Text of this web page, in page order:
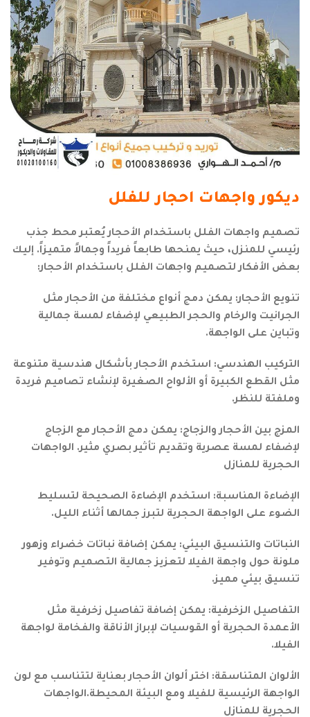
ديكور واجهات احجار للفلل
تصميم واجهات الفلل باستخدام الأحجار يُعتبر محط جذب
رئيسي للمنزل، حيث يمنحها طابعاً فريداً وجمالاً متميزاً. إليك
بعض الأفكار لتصميم واجهات الفلل باستخدام الأحجار:
تنويع الأحجار: يمكن دمج أنواع مختلفة من الأحجار مثل
الجرانيت والرخام والحجر الطبيعي لإضفاء لمسة جمالية
وتباين على الواجهة.
التركيب الهندسي: استخدم الأحجار بأشكال هندسية متنوعة
مثل القطع الكبيرة أو الألواح الصغيرة لإنشاء تصاميم فريدة
وملفتة للنظر.
المزج بين الأحجار والزجاج: يمكن دمج الأحجار مع الزجاج
لإضفاء لمسة عصرية وتقديم تأثير بصري مثير. الواجهات
الحجرية للمنازل
الإضاءة المناسبة: استخدم الإضاءة الصحيحة لتسليط
الضوء على الواجهة الحجرية لتبرز جمالها أثناء الليل.
النباتات والتنسيق البيئي: يمكن إضافة نباتات خضراء وزهور
ملونة حول واجهة الفيلا لتعزيز جمالية التصميم وتوفير
تنسيق بيئي مميز.
التفاصيل الزخرفية: يمكن إضافة تفاصيل زخرفية مثل
الأعمدة الحجرية أو القوسيات لإبراز الأناقة والفخامة لواجهة
الفيلا.
الألوان المتناسقة: اختر ألوان الأحجار بعناية لتتناسب مع لون
الواجهة الرئيسية للفيلا ومع البيئة المحيطة.الواجهات
الحجرية للمنازل